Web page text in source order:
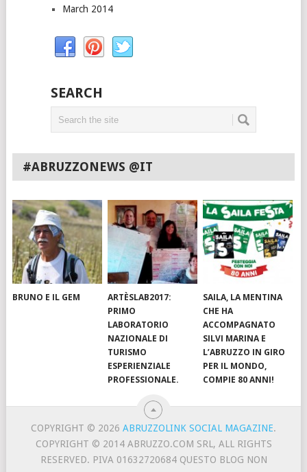
March 2014
SEARCH
#ABRUZZONEWS @IT
BRUNO E IL GEM
ARTÈSLAB2017:
PRIMO
LABORATORIO
NAZIONALE DI
TURISMO
ESPERIENZIALE
PROFESSIONALE.
SAILA, LA MENTINA
CHE HA
ACCOMPAGNATO
SILVI MARINA E
L’ABRUZZO IN GIRO
PER IL MONDO,
COMPIE 80 ANNI!
COPYRIGHT © 2026ABRUZZOLINK SOCIAL MAGAZINE.
COPYRIGHT © 2014 ABRUZZO.COM SRL, ALL RIGHTS
RESERVED. PIVA 01632720684 QUESTO BLOG NON